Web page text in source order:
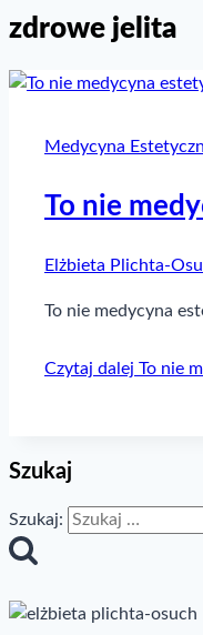
zdrowe jelita
Medycyna
To nie
Elżbieta Plichta-
To nie medycyna
Czytaj dalej To nie
Szukaj
Szukaj: